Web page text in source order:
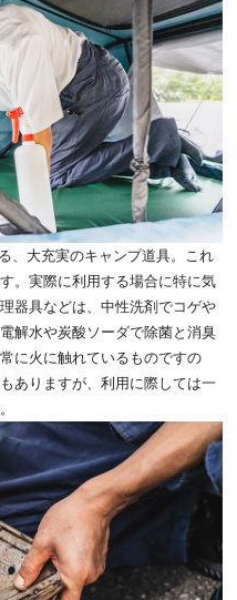
、大充実のキャンプ道具。これ
。実際に利用する場合に特に気
器具などは、中性洗剤でコゲや
解水や炭酸ソーダで除菌と消臭
に火に触れているものですの
ありますが、利用に際しては一